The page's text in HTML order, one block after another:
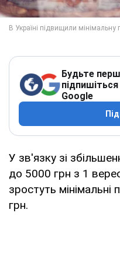
Будьте
Google
У зв'язку зі
до 5000 грн з 1
зростуть мінімальні
грн.